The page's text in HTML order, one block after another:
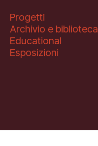
Progetti
Archivio e biblioteca
Educational
Esposizioni